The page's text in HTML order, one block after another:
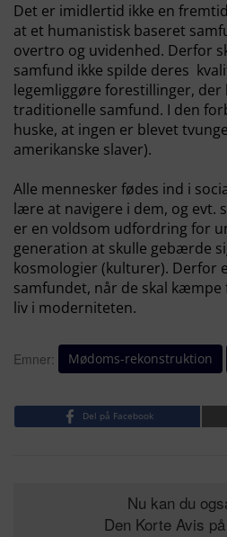
Det er imidlertid ikke en
at et humanistisk baseret
overtro og uvidenhed. Derfor
samfund ikke spilde deres
legemliggøre forestillinger,
traditionelle samfund. I den
huske, at ingen er blevet
amerikanske slaver).
Alle mennesker fødes ind i
lære at navigere i dem, og evt.
er en voldsom udfordring for
generation at skulle gebærde
kosmologier (kulturer). Derfor
samfundet, når de skal
liv i moderniteten.
Emner: Mødoms-rekonstruktion
Del på Facebook
Nu kan du
Den Korte Avis